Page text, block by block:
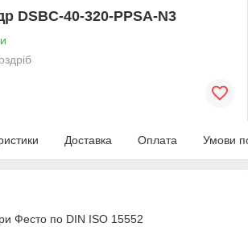
DSBC-40-320-PPSA-N3
Доставка Оплата Умови
Фесто по DIN ISO 15552